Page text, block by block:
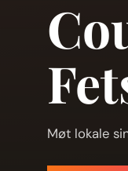
Møt lokale